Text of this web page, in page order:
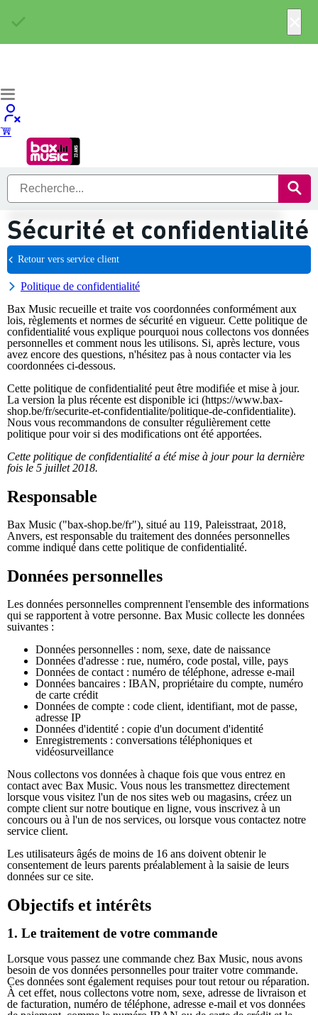
Sécurité et confidentialité
Retour vers service client
Politique de confidentialité
Bax Music recueille et traite vos coordonnées conformément aux
lois, règlements et normes de sécurité en vigueur. Cette politique de
confidentialité vous explique pourquoi nous collectons vos données
personnelles et comment nous les utilisons. Si, après lecture, vous
avez encore des questions, n'hésitez pas à nous contacter via les
coordonnées ci-dessous.
Cette politique de confidentialité peut être modifiée et mise à jour.
La version la plus récente est disponible ici (https://www.bax-
shop.be/fr/securite-et-confidentialite/politique-de-confidentialite).
Nous vous recommandons de consulter régulièrement cette
politique pour voir si des modifications ont été apportées.
Cette politique de confidentialité a été mise à jour pour la dernière
fois le 5 juillet 2018.
Responsable
Bax Music ("bax-shop.be/fr"), situé au 119, Paleisstraat, 2018,
Anvers, est responsable du traitement des données personnelles
comme indiqué dans cette politique de confidentialité.
Données personnelles
Les données personnelles comprennent l'ensemble des informations
qui se rapportent à votre personne. Bax Music collecte les données
suivantes :
Données personnelles : nom, sexe, date de naissance
Données d'adresse : rue, numéro, code postal, ville, pays
Données de contact : numéro de téléphone, adresse e-mail
Données bancaires : IBAN, propriétaire du compte, numéro
de carte crédit
Données de compte : code client, identifiant, mot de passe,
adresse IP
Données d'identité : copie d'un document d'identité
Enregistrements : conversations téléphoniques et
vidéosurveillance
Nous collectons vos données à chaque fois que vous entrez en
contact avec Bax Music. Vous nous les transmettez directement
lorsque vous visitez l'un de nos sites web ou magasins, créez un
compte client sur notre boutique en ligne, vous inscrivez à un
concours ou à l'un de nos services, ou lorsque vous contactez notre
service client.
Les utilisateurs âgés de moins de 16 ans doivent obtenir le
consentement de leurs parents préalablement à la saisie de leurs
données sur ce site.
Objectifs et intérêts
1. Le traitement de votre commande
Lorsque vous passez une commande chez Bax Music, nous avons
besoin de vos données personnelles pour traiter votre commande.
Ces données sont également requises pour tout retour ou réparation.
À cet effet, nous collectons votre nom, sexe, adresse de livraison et
de facturation, numéro de téléphone, adresse e-mail et vos données